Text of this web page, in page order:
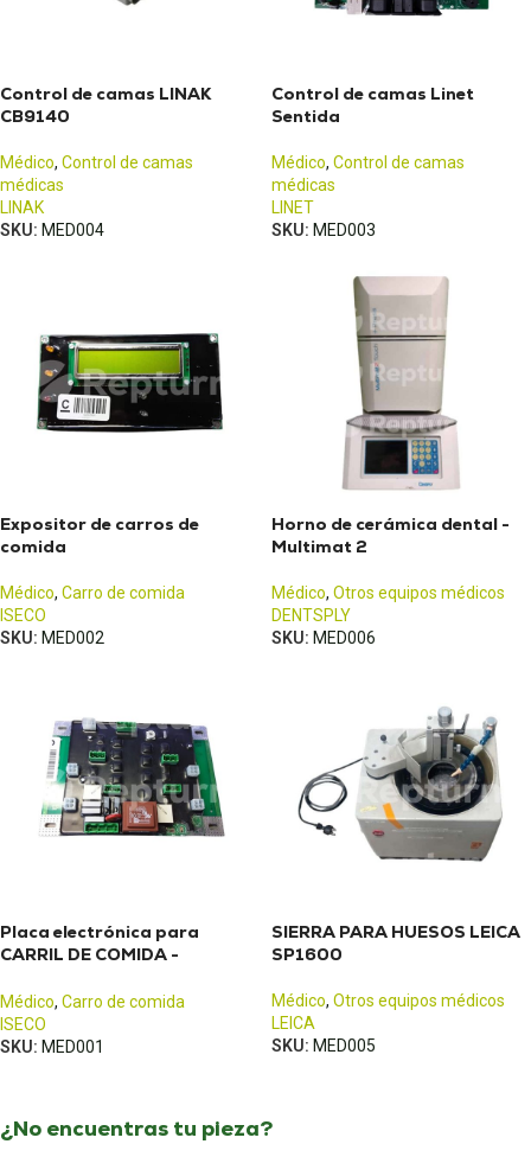
Control de camas LINAK
CB9140
Médico, Control de camas
médicas
LINAK
SKU: MED004
Control de camas Linet
Sentida
Médico, Control de camas
médicas
LINET
SKU: MED003
Expositor de carros de
comida
Médico, Carro de comida
ISECO
SKU: MED002
Horno de cerámica dental -
Multimat 2
Médico, Otros equipos médicos
DENTSPLY
SKU: MED006
Placa electrónica para
CARRIL DE COMIDA -
Médico, Carro de comida
ISECO
SKU: MED001
SIERRA PARA HUESOS LEICA
SP1600
Médico, Otros equipos médicos
LEICA
SKU: MED005
¿No encuentras tu pieza?